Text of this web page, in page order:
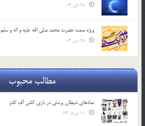
ویژه مبعث حضرت محمد صلی الله علیه و اله و سلم
مطالب محبوب
نمادهای شیطان پرستی در بازی کلش آف کلنز